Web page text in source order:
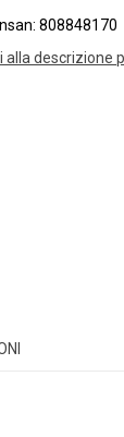
808848170
alla descrizione